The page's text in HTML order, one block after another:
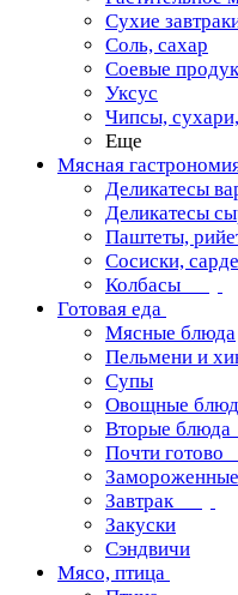
Сухие
Соль, сахар
Соевые
Уксус
Чипсы,
Еще
Мясная
Деликатесы
Деликатесы
Паштеты,
Сосиски,
Колбасы
Готовая еда
Мясные блюда
Пельмени и
Супы
Овощные
Вторые блюда
Почти готово
Завтрак
Закуски
Сэндвичи
Мясо, птица